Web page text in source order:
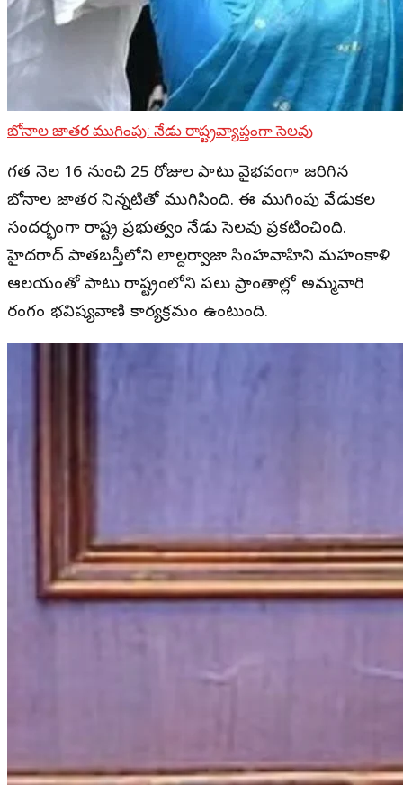
బోనాల జాతర ముగింపు: నేడు రాష్ట్రవ్యాప్తంగా సెలవు
గత నెల 16 నుంచి 25 రోజుల పాటు వైభవంగా జరిగిన
బోనాల జాతర నిన్నటితో ముగిసింది. ఈ ముగింపు వేడుకల
సందర్భంగా రాష్ట్ర ప్రభుత్వం నేడు సెలవు ప్రకటించింది.
హైదరాబాద్ పాతబస్తీలోని లాల్దర్వాజా సింహవాహిని మహంకాళి
ఆలయంతో పాటు రాష్ట్రంలోని పలు ప్రాంతాల్లో అమ్మవారి
రంగం భవిష్యవాణి కార్యక్రమం ఉంటుంది.